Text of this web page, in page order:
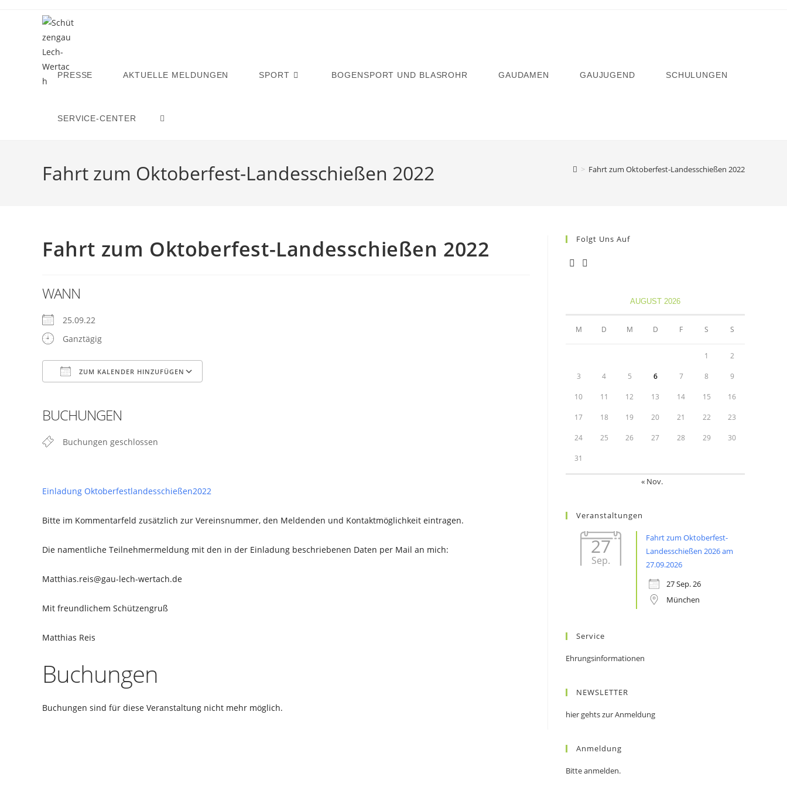
PRESSE AKTUELLE MELDUNGEN SPORT BOGENSPORT UND BLASROHR GAUDAMEN GAUJUGEND SCHULUNGEN
SERVICE-CENTER WEBSITE-
Fahrt zum Oktoberfest-Landesschießen 2022 > Fahrt zum Oktoberfest-Landesschießen 2022
Fahrt zum Oktoberfest-Landesschießen 2022
WANN
25.09.22
Ganztägig
ZUM KALENDER HINZUFÜGEN
BUCHUNGEN
Buchungen geschlossen
Einladung Oktoberfestlandesschießen2022
Bitte im Kommentarfeld zusätzlich zur Vereinsnummer, den Meldenden und Kontaktmöglichkeit eintragen.
Die namentliche Teilnehmermeldung mit den in der Einladung beschriebenen Daten per Mail an mich:
Matthias.reis@gau-lech-wertach.de
Mit freundlichem Schützengruß
Matthias Reis
Buchungen
Buchungen sind für diese Veranstaltung nicht mehr möglich.
Folgt Uns Auf
AUGUST 2026
M D M D F S S
1 2
3 4 5 6 7 8 9
10 11 12 13 14 15 16
17 18 19 20 21 22 23
24 25 26 27 28 29 30
31
« Nov.
Veranstaltungen
27
Sep.
Fahrt zum Oktoberfest-
Landesschießen 2026 am
27.09.2026
27 Sep. 26
München
Service
Ehrungsinformationen
NEWSLETTER
hier gehts zur Anmeldung
Anmeldung
Bitte anmelden.